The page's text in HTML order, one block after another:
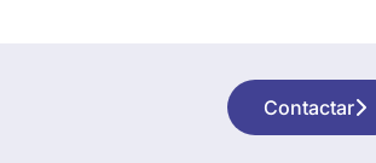
Contactar